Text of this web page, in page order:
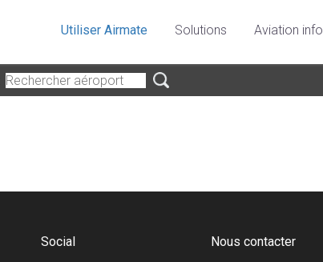
Utiliser Airmate Solutions Aviation info
Social Nous contacter